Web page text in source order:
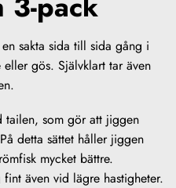
sakta sida till sida gång i
gös. Självklart tar även
tailen, som gör att jiggen
detta sättet håller jiggen
mycket bättre.
även vid lägre hastigheter.